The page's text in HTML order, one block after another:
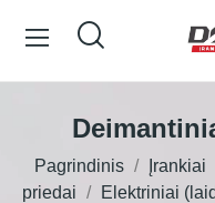
Pagrindinis Įrankiai
priedai
Elektriniai